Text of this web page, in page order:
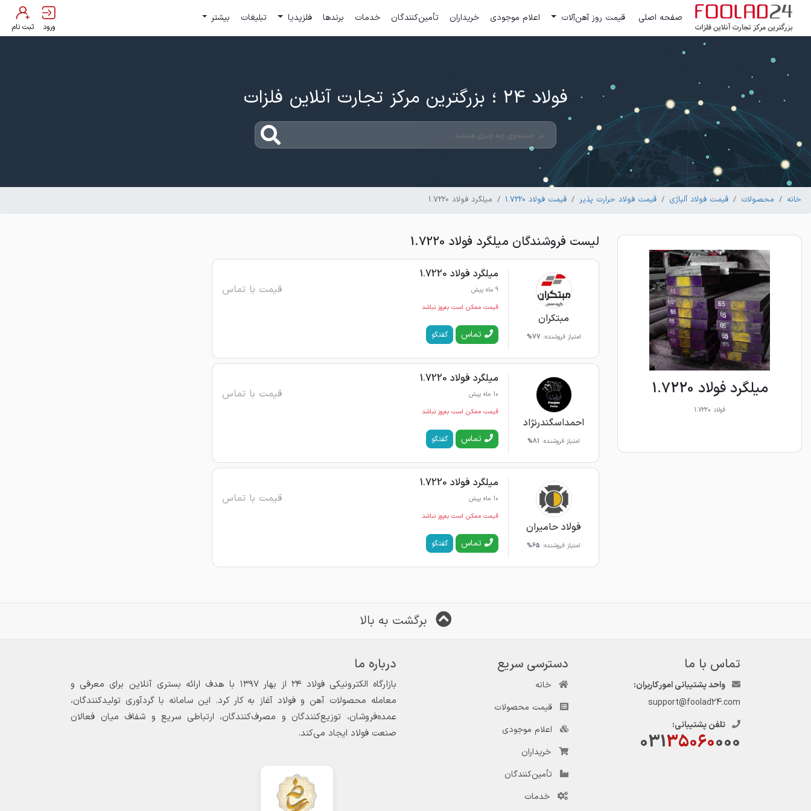
صفحه اصلی قیمت روز آهن‌آلات اعلام موجودی خریداران تأمین‌کنندگان خدمات برندها فلزپدیا تبلیغات بیشتر
ورود ثبت نام
فولاد 24 ؛ بزرگترین مرکز تجارت آنلاین فلزات
خانه محصولات قیمت فولاد آلیاژی قیمت فولاد حرارت پذیر قیمت فولاد 1.7220 میلگرد فولاد 1.7220
میلگرد فولاد 1.7220
فولاد 1.7220
لیست فروشندگان میلگرد فولاد 1.7220
مبتکران
امتیاز فروشنده: 77%
میلگرد فولاد 1.7220
9 ماه پیش قیمت با تماس
قیمت ممکن است به‌روز نباشد
تماس گفتگو
احمداسگندرنژاد
امتیاز فروشنده: 81%
میلگرد فولاد 1.7220
10 ماه پیش قیمت با تماس
قیمت ممکن است به‌روز نباشد
تماس گفتگو
فولاد حامیران
امتیاز فروشنده: 65%
میلگرد فولاد 1.7220
10 ماه پیش قیمت با تماس
قیمت ممکن است به‌روز نباشد
تماس گفتگو
برگشت به بالا
تماس با ما
واحد پشتیبانی امور کاربران:
support@foolad24.com
تلفن پشتیبانی:
03135060000
دسترسی سریع
خانه
قیمت محصولات
اعلام موجودی
خریداران
تأمین‌کنندگان
خدمات
درباره ما
بازارگاه الکترونیکی فولاد ۲۴ از بهار ۱۳۹۷ با هدف ارائه بستری آنلاین برای معرفی و
معامله محصولات آهن و فولاد آغاز به کار کرد. این سامانه با گردآوری تولیدکنندگان،
عمده‌فروشان، توزیع‌کنندگان و مصرف‌کنندگان، ارتباطی سریع و شفاف میان فعالان
صنعت فولاد ایجاد می‌کند.